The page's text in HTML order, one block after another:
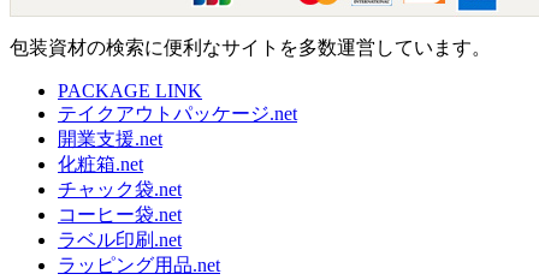
包装資材の検索に便利なサイトを多数運営しています。
PACKAGE LINK
テイクアウトパッケージ.net
開業支援.net
化粧箱.net
チャック袋.net
コーヒー袋.net
ラベル印刷.net
ラッピング用品.net